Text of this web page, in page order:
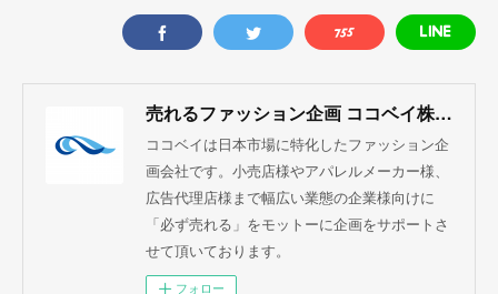
売れるファッション企画 ココベイ株式会社
ココベイは日本市場に特化したファッション企
画会社です。小売店様やアパレルメーカー様、
広告代理店様まで幅広い業態の企業様向けに
「必ず売れる」をモットーに企画をサポートさ
せて頂いております。
フォロー